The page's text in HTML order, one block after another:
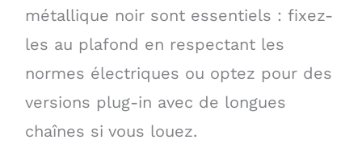
métallique noir sont essentiels : fixez-
les au plafond en respectant les
normes électriques ou optez pour des
versions plug-in avec de longues
chaînes si vous louez.